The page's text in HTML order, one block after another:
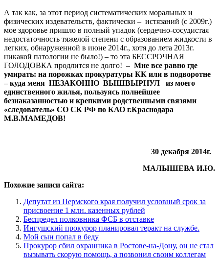
А так как, за этот период систематических моральных и
физических издевательств, фактически – истязаний (с 2009г.)
мое здоровье пришло в полный упадок (сердечно-сосудистая
недостаточность тяжелой степени с образованием жидкости в
легких, обнаруженной в июне 2014г., хотя до лета 2013г.
никакой патологии не было!) – то эта БЕССРОЧНАЯ
ГОЛОДОВКА продлится не долго! – Мне все равно где
умирать: на порожках прокуратуры КК или в подворотне
– куда меня НЕЗАКОННО ВЫШВЫРНУЛ из моего
единственного жилья, пользуясь полнейшее
безнаказанностью и крепкими родственными связями
«следователь» СО СК РФ по КАО г.Краснодара
М.В.МАМЕДОВ!
30 декабря 2014г.
МАЛЫШЕВА И.Ю.
Похожие записи сайта:
Депутат из Пермского края получил условный срок за
присвоение 1 млн. казенных рублей
Беспредел полковника ФСБ в отставке
Ингушский прокурор планировал теракт на службе.
Мой сын попал в беду
Прокурор сбил охранника в Ростове-на-Дону, он не стал
вызывать скорую помощь, а позвонил своим коллегам